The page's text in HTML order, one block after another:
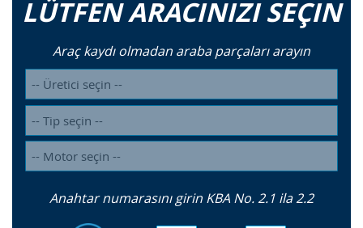
LÜTFEN ARACINIZI SEÇIN
Araç kaydı olmadan araba parçaları arayın
Anahtar numarasını girin KBA No. 2.1 ila 2.2